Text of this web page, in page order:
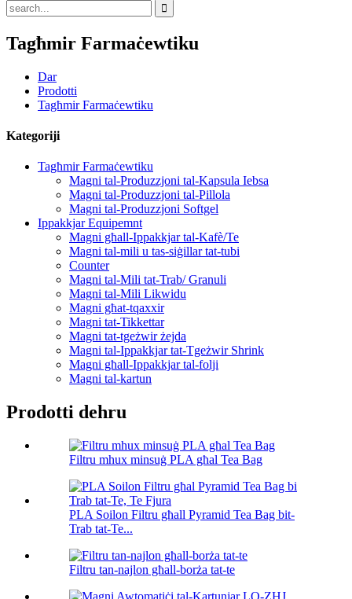
Tagħmir Farmaċewtiku
Dar
Prodotti
Tagħmir Farmaċewtiku
Kategoriji
Tagħmir Farmaċewtiku
Magni tal-Produzzjoni tal-Kapsula Iebsa
Magni tal-Produzzjoni tal-Pillola
Magni tal-Produzzjoni Softgel
Ippakkjar Equipemnt
Magni għall-Ippakkjar tal-Kafè/Te
Magni tal-mili u tas-siġillar tat-tubi
Counter
Magni tal-Mili tat-Trab/ Granuli
Magni tal-Mili Likwidu
Magni għat-tqaxxir
Magni tat-Tikkettar
Magni tat-tgeżwir żejda
Magni tal-Ippakkjar tat-Tgeżwir Shrink
Magni għall-Ippakkjar tal-folji
Magni tal-kartun
Prodotti dehru
Filtru mhux minsuġ PLA għal Tea Bag
PLA Soilon Filtru għall Pyramid Tea Bag bit-
Trab tat-Te...
Filtru tan-najlon għall-borża tat-te